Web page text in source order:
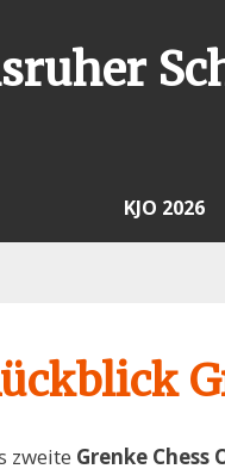
KJO 2026
zweite Grenke Chess